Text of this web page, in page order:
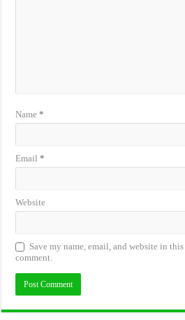
Name*
Email*
Website
Save my name, email, and website in
comment.